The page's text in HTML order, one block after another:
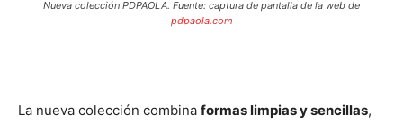
Nueva colección PDPAOLA. Fuente: captura de pantalla de la web de
pdpaola.com
La nueva colección combina formas limpias y sencillas,